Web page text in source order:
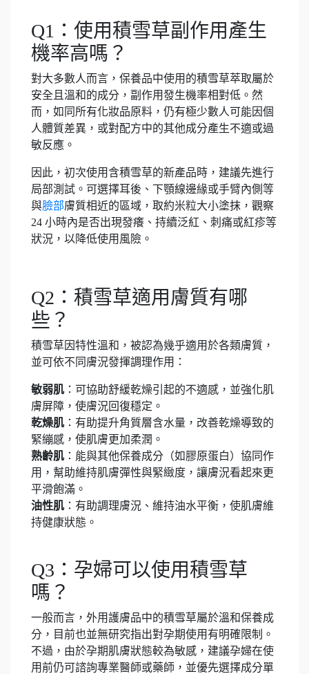
Q1：使用積雪草副作用產生
機率高嗎？
對大多數人而言，保養品中使用的積雪草萃取屬於
安全且溫和的成分，副作用發生機率相對低。然
而，如同所有化妝品原料，仍有極少數人可能因個
人體質差異，或對配方中的其他成分產生不適或過
敏反應。
因此，初次使用含積雪草的新產品時，建議先進行
局部測試。可選擇耳後、下顎線邊緣或手臂內側等
與臉部膚質相近的區域，取約米粒大小塗抹，觀察
24 小時內是否出現發癢、持續泛紅、刺痛或紅疹等
狀況，以降低使用風險。
Q2：積雪草適用膚質有哪
些？
積雪草因特性溫和，被認為幾乎適用於各類膚質，
並可依不同膚況發揮調理作用：
敏弱肌 ：可協助舒緩乾燥引起的不適感，並強化肌
膚屏障，使膚況回復穩定。
乾燥肌 ：有助提升角質層含水量，改善乾燥導致的
緊繃感，使肌膚更加柔潤。
熟齡肌 ：能與其他保養成分（如膠原蛋白）協同作
用，幫助維持肌膚彈性與緊緻度，讓膚況看起來更
平滑飽滿。
油性肌 ：有助調理膚況、維持油水平衡，使肌膚維
持健康狀態。
Q3：孕婦可以使用積雪草
嗎？
一般而言，外用護膚品中的積雪草屬於溫和保養成
分，目前也並無研究指出對孕期使用有明確限制。
不過，由於孕期肌膚狀態較為敏感，建議孕婦在使
用前仍可諮詢專業醫師或藥師，並優先選擇成分單